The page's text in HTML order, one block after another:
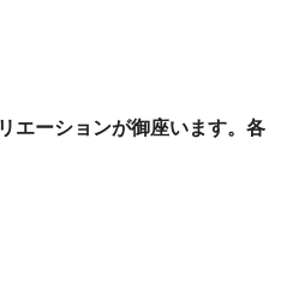
エーションが御座います。各